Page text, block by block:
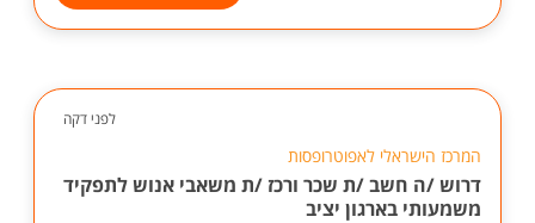
לפני דקה
המרכז הישראלי לאפוטרופסות
דרוש /ה חשב /ת שכר ורכז /ת משאבי אנוש לתפקיד
משמעותי בארגון יציב